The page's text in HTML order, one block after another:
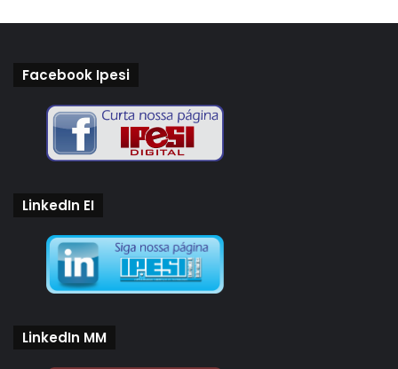
Facebook Ipesi
LinkedIn EI
LinkedIn MM